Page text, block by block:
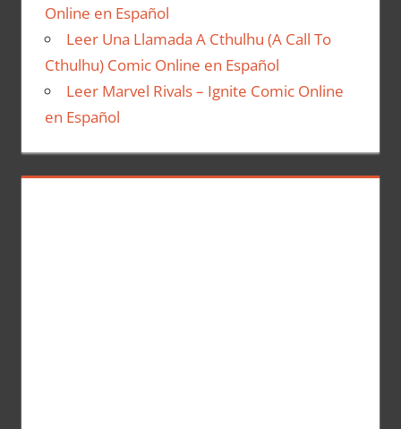
Online en Español
Leer Una Llamada A Cthulhu (A Call To
Cthulhu) Comic Online en Español
Leer Marvel Rivals – Ignite Comic Online
en Español